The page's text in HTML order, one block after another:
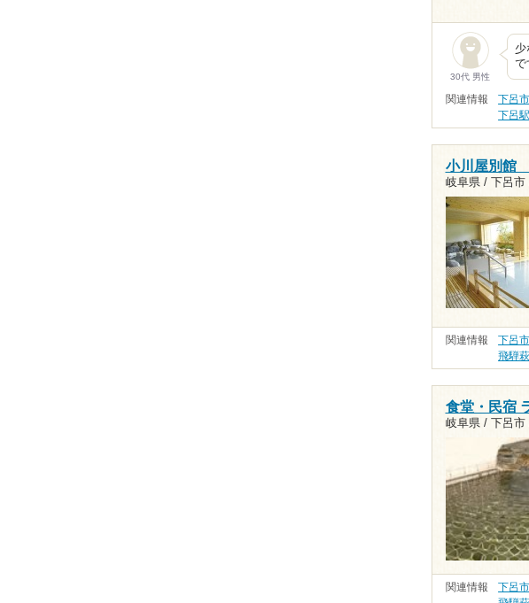
30代 男性
で
関連情報 下呂
下呂駅
小川屋別館
岐阜県 / 下呂
関連情報 下呂
飛騨
食堂・民宿
岐阜県 / 下呂
関連情報 下呂